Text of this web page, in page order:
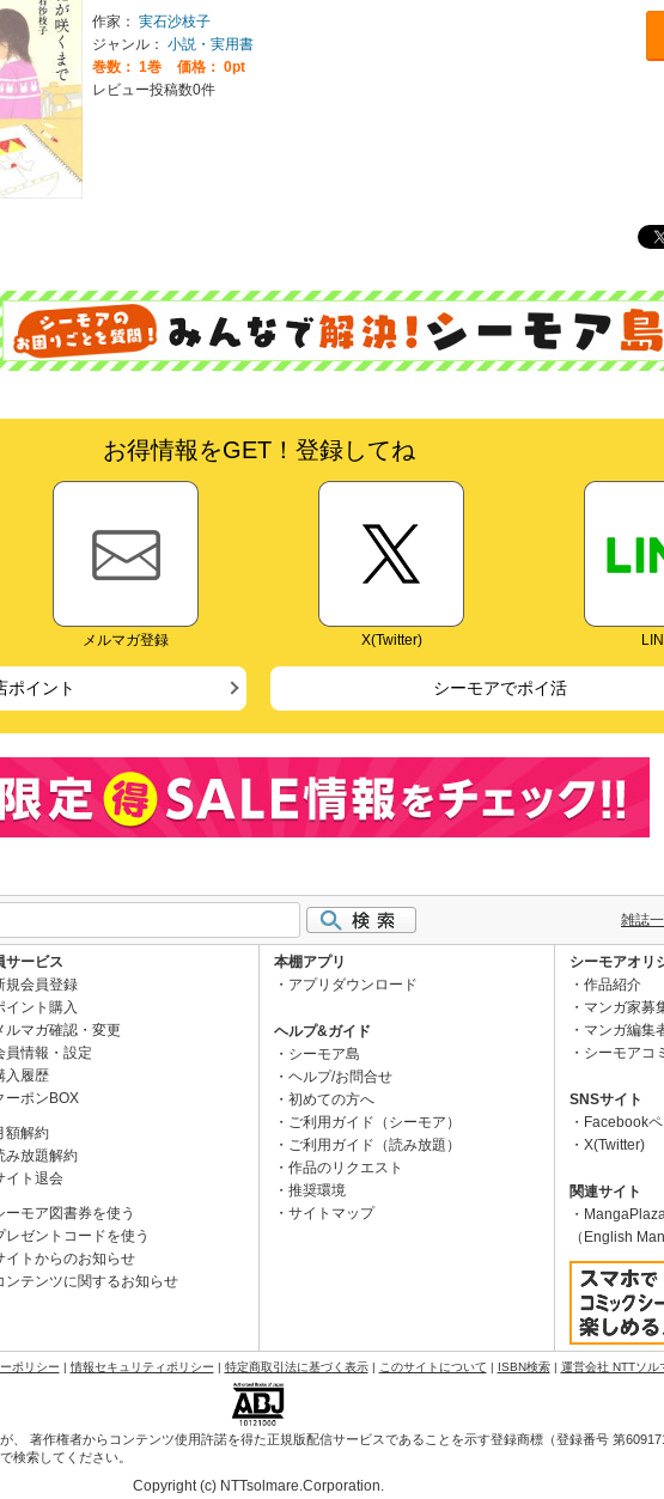
作家： 実石沙枝子
ジャンル： 小説・実用書
巻数： 1巻
価格： 0pt
レビュー投稿数0件
お得情報をGET！登録してね
メルマガ登録 X(Twitter)
ポイント シーモアでポイ活
雑誌
サービス
規会員登録
イント購入
ルマガ確認・変更
員情報・設定
入履歴
ーポンBOX
額解約
み放題解約
イト退会
ーモア図書券を使う
レゼントコードを使う
イトからのお知らせ
ンテンツに関するお知らせ
本棚アプリ
アプリダウンロード
ヘルプ&ガイド
シーモア島
ヘルプ/お問合せ
初めての方へ
ご利用ガイド（シーモア）
ご利用ガイド（読み放題）
作品のリクエスト
推奨環境
サイトマップ
シーモアオリ
作品紹介
マンガ家募
マンガ編集
シーモアコ
SNSサイト
Facebook
X(Twitter)
関連サイト
（English
ポリシー | 情報セキュリティポリシー | 特定商取引法に基づく表示| このサイトについて | ISBN検索| 運営会社 NTTソル
、 著作権者からコンテンツ使用許諾を得た正規版配信サービスであることを示す登録商標（登録番号 第
検索してください。
Copyright (c) NTTsolmare.Corporation.